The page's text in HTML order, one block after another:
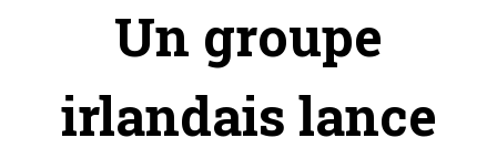
Un groupe
irlandais lance